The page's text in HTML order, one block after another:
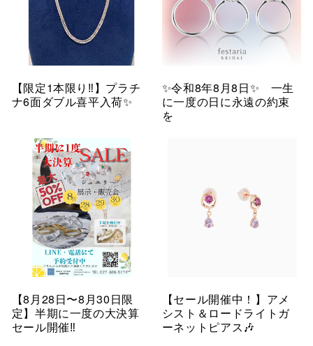
【限定1本限り‼︎】プラチ
ナ6面ダブル喜平入荷✨
✨令和8年8月8日✨ 一生
に一度の日に永遠の約束
を
【8月28日〜8月30日限
定】半期に一度の大決算
セール開催‼︎
【セール開催中！】アメ
シスト＆ロードライトガ
ーネットピアス🎶